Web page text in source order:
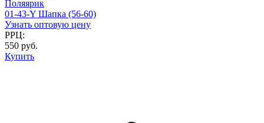
Поляярик
01-43-Y Шапка (56-60)
Узнать оптовую цену
РРЦ:
550 руб.
Купить